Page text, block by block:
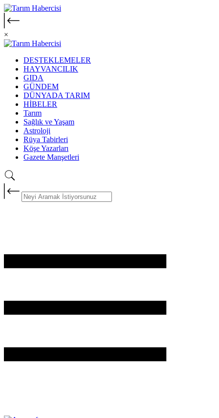
×
DESTEKLEMELER
HAYVANCILIK
GIDA
GÜNDEM
DÜNYADA TARIM
HİBELER
Tarım
Sağlık ve Yaşam
Astroloji
Rüya Tabirleri
Köşe Yazarları
Gazete Manşetleri